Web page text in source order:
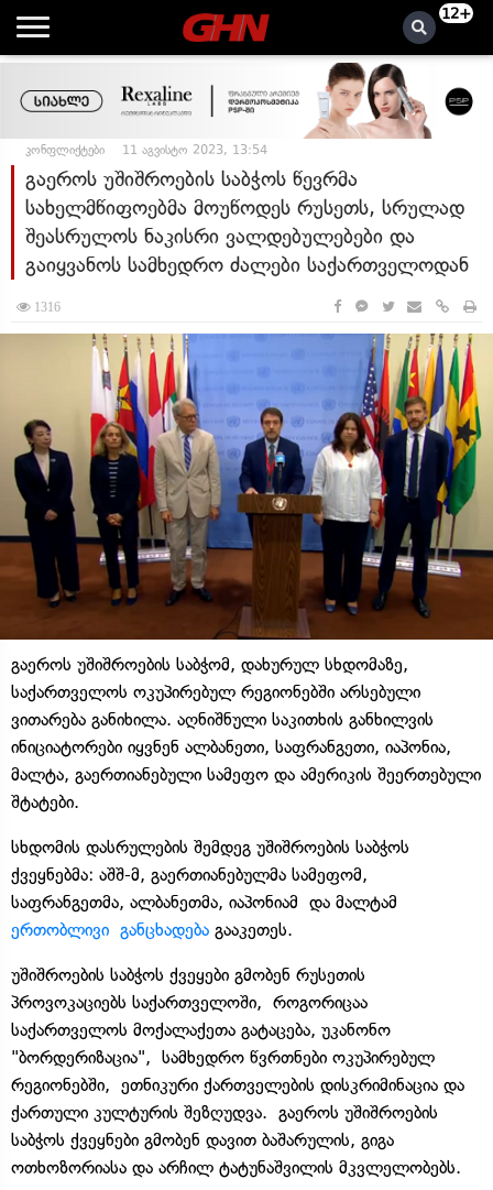
12+
კონფლიქტები 11 აგვისტო 2023, 13:54
გაეროს უშიშროების საბჭოს წევრმა
სახელმწიფოებმა მოუწოდეს რუსეთს, სრულად
შეასრულოს ნაკისრი ვალდებულებები და
გაიყვანოს სამხედრო ძალები საქართველოდან
1316
გაეროს უშიშროების საბჭომ, დახურულ სხდომაზე,
საქართველოს ოკუპირებულ რეგიონებში არსებული
ვითარება განიხილა. აღნიშნული საკითხის განხილვის
ინიციატორები იყვნენ ალბანეთი, საფრანგეთი, იაპონია,
მალტა, გაერთიანებული სამეფო და ამერიკის შეერთებული
შტატები.
სხდომის დასრულების შემდეგ უშიშროების საბჭოს
ქვეყნებმა: აშშ-მ, გაერთიანებულმა სამეფომ,
საფრანგეთმა, ალბანეთმა, იაპონიამ და მალტამ
ერთობლივი განცხადება გააკეთეს.
უშიშროების საბჭოს ქვეყები გმობენ რუსეთის
პროვოკაციებს საქართველოში, როგორიცაა
საქართველოს მოქალაქეთა გატაცება, უკანონო
"ბორდერიზაცია", სამხედრო წვრთნები ოკუპირებულ
რეგიონებში, ეთნიკური ქართველების დისკრიმინაცია და
ქართული კულტურის შეზღუდვა. გაეროს უშიშროების
საბჭოს ქვეყნები გმობენ დავით ბაშარულის, გიგა
ოთხოზორიასა და არჩილ ტატუნაშვილის მკვლელობებს.